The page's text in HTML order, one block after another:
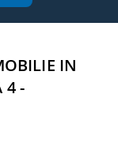
IN
4 -